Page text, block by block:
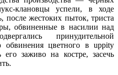
клановцы успели, в ходе
после жестоких пыток, триста
обвиненные в насилии над
принудительной
обвинения цветного в uppity
заживо на костре, засечь